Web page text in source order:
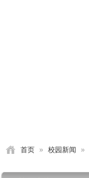
首页 » 校园新闻 »